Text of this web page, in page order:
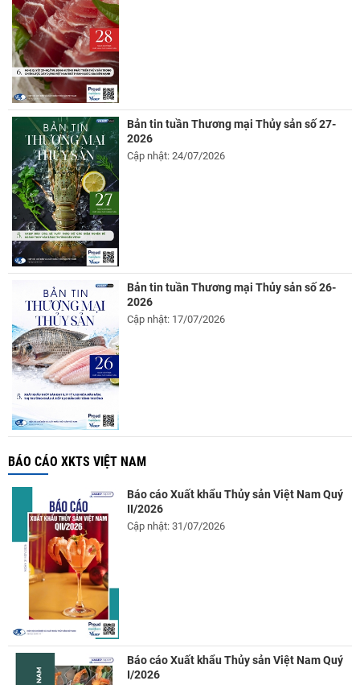
Bản tin tuần Thương mại Thủy sản số 27-
2026
Cập nhật: 24/07/2026
Bản tin tuần Thương mại Thủy sản số 26-
2026
Cập nhật: 17/07/2026
BÁO CÁO XKTS VIỆT NAM
Báo cáo Xuất khẩu Thủy sản Việt Nam Quý
II/2026
Cập nhật: 31/07/2026
Báo cáo Xuất khẩu Thủy sản Việt Nam Quý
I/2026